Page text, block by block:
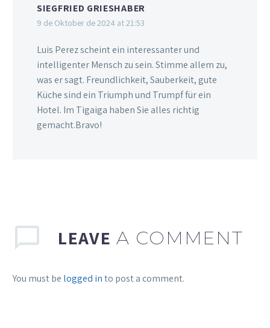
SIEGFRIED GRIESHABER
9 de Oktober de 2024 at 21:53
Luis Perez scheint ein interessanter und
intelligenter Mensch zu sein. Stimme allem zu,
was er sagt. Freundlichkeit, Sauberkeit, gute
Küche sind ein Triumph und Trumpf für ein
Hotel. Im Tigaiga haben Sie alles richtig
gemacht.Bravo!
LEAVE A COMMENT
You must be logged into post a comment.